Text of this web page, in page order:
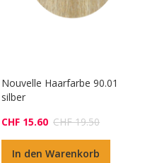
Nouvelle Haarfarbe 90.01
silber
CHF 15.60 CHF 19.50
In den Warenkorb